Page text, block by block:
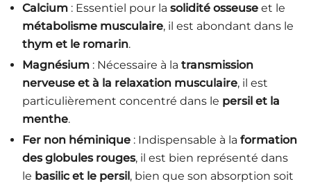
Calcium : Essentiel pour la solidité osseuse et le
métabolisme musculaire, il est abondant dans le
thym et le romarin.
Magnésium : Nécessaire à la transmission
nerveuse et à la relaxation musculaire, il est
particulièrement concentré dans le persil et la
menthe.
Fer non héminique : Indispensable à la formation
des globules rouges, il est bien représenté dans
le basilic et le persil, bien que son absorption soit